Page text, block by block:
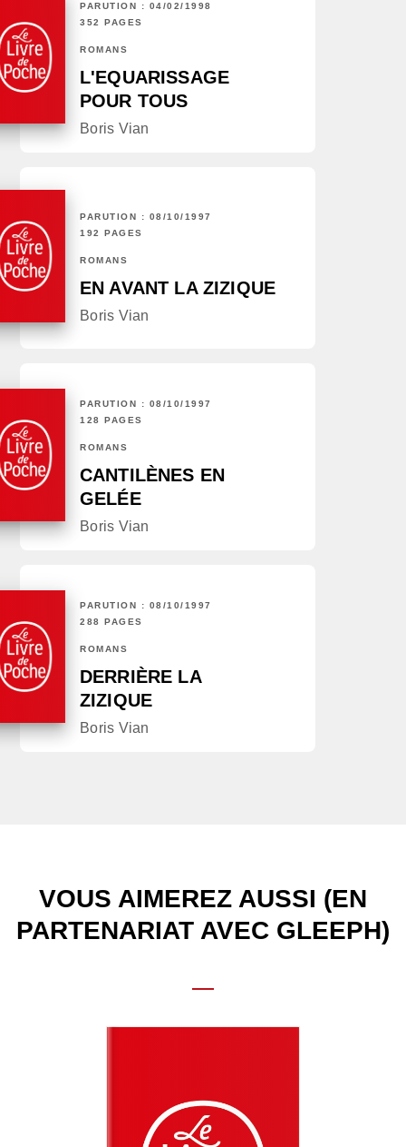
PARUTION : 04/02/1998
352 PAGES
ROMANS
L'EQUARISSAGE
POUR TOUS
Boris Vian
PARUTION : 08/10/1997
192 PAGES
ROMANS
EN AVANT LA ZIZIQUE
Boris Vian
PARUTION : 08/10/1997
128 PAGES
ROMANS
CANTILÈNES EN
GELÉE
Boris Vian
PARUTION : 08/10/1997
288 PAGES
ROMANS
DERRIÈRE LA
ZIZIQUE
Boris Vian
VOUS AIMEREZ AUSSI (EN
PARTENARIAT AVEC GLEEPH)